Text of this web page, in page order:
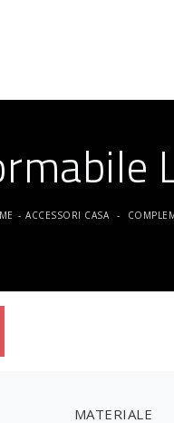
- ACCESSORI CASA -
MATERIALE